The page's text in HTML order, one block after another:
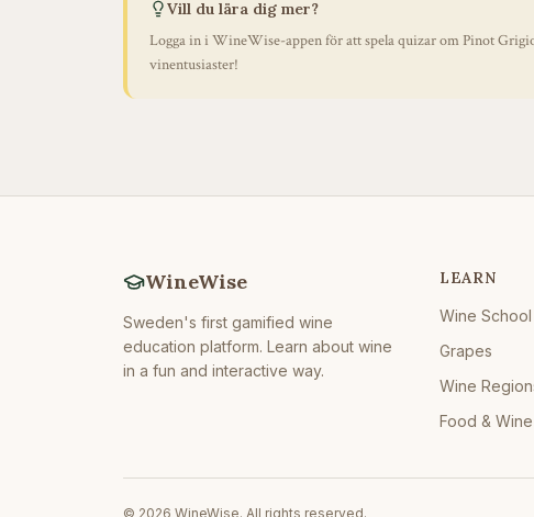
Vill du lära dig mer?
Logga in i WineWise-appen för att spela quizar omPinot
vinentusiaster!
WineWise
Sweden's first gamified wine
education platform. Learn about wine
in a fun and interactive way.
LEARN
Wine School
Grapes
Wine
Food & Wine
© 2026 WineWise. All rights reserved.